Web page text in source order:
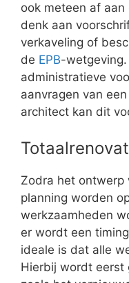
ook meteen af aan
denk aan
verkaveling of
de EPB-
administratieve
aanvragen van
architect kan dit
Zodra het ontwerp
planning worden
werkzaamheden
er wordt een
ideale is dat alle
Hierbij wordt eerst